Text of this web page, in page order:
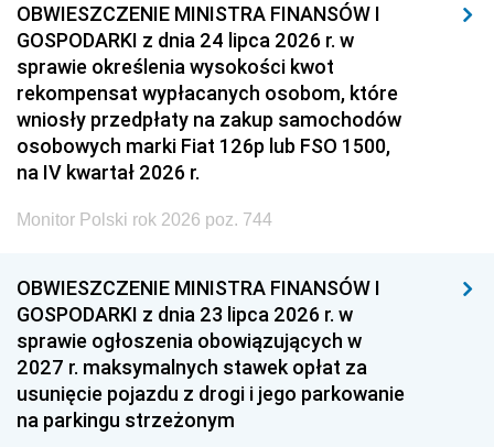
OBWIESZCZENIE MINISTRA FINANSÓW I
GOSPODARKI z dnia 24 lipca 2026 r. w
sprawie określenia wysokości kwot
rekompensat wypłacanych osobom, które
wniosły przedpłaty na zakup samochodów
osobowych marki Fiat 126p lub FSO 1500,
na IV kwartał 2026 r.
Monitor Polski rok 2026 poz. 744
OBWIESZCZENIE MINISTRA FINANSÓW I
GOSPODARKI z dnia 23 lipca 2026 r. w
sprawie ogłoszenia obowiązujących w
2027 r. maksymalnych stawek opłat za
usunięcie pojazdu z drogi i jego parkowanie
na parkingu strzeżonym